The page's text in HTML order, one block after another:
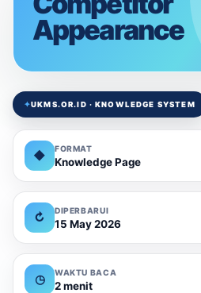
Appearance
✦UKMS.OR.ID · KNOWLEDGE SYSTEM
◆
FORMAT
Knowledge Page
↻
DIPERBARUI
15 May 2026
◷
WAKTU BACA
2 menit